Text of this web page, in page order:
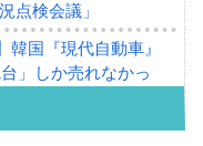
点検会議」
韓国『現代自動車』
」しか売れなかっ
やっても、何回やっ